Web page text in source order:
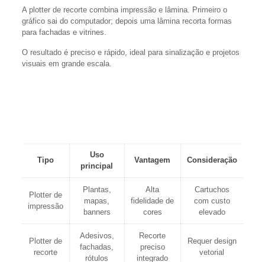
A plotter de recorte combina impressão e lâmina. Primeiro o
gráfico sai do computador; depois uma lâmina recorta formas
para fachadas e vitrines.
O resultado é preciso e rápido, ideal para sinalização e projetos
visuais em grande escala.
Tipo
Uso
principal
Vantagem Consideração
Plotter de
impressão
Plantas,
mapas,
banners
Alta
fidelidade de
cores
Cartuchos
com custo
elevado
Plotter de
recorte
Adesivos,
fachadas,
rótulos
Recorte
preciso
integrado
Requer design
vetorial